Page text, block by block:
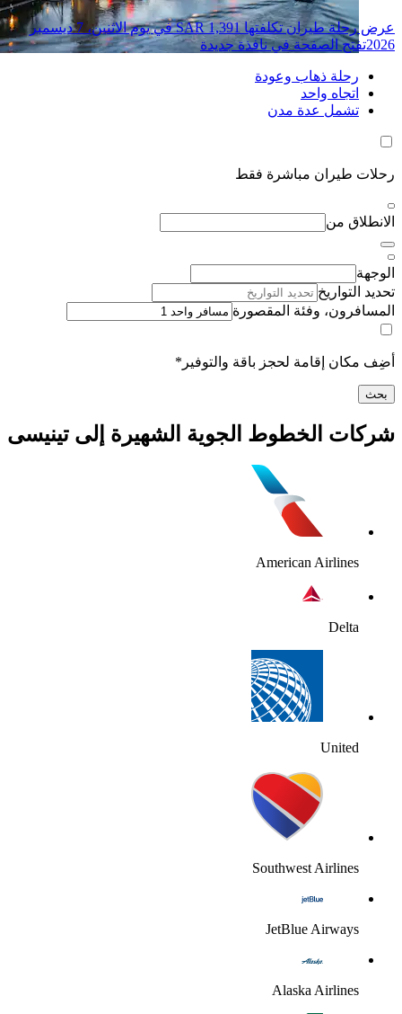
عرض رحلة طيران تكلفتها SAR 1,391 في يوم الاثنين، 7 ديسمبر
الصفحة في نافذة جديدة
ذهاب وعودة
واحد
عدة مدن
طيران مباشرة فقط
من
وفئة المقصورة
إقامة لحجز باقة والتوفير*
الخطوط الجوية الشهيرة إلى تينيسى
American
Southwest
JetBlue
Alaska